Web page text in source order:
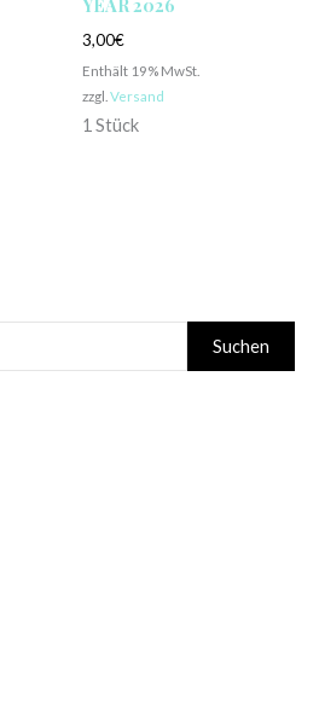
Suchen
3,00€
Enthält 19% MwSt.
zzgl. Versand
1 Stück